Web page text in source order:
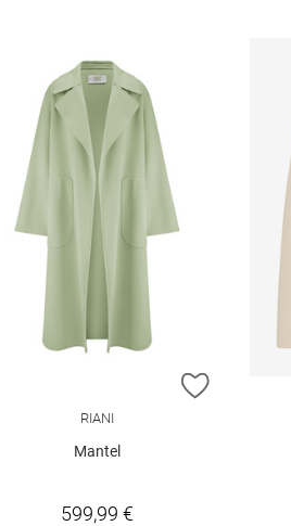
ZUR
RIANI
Mantel
599,99 €